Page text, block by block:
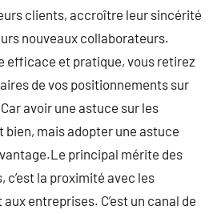
clients, accroître leur sincérité
nouveaux collaborateurs.
efficace et pratique, vous retirez
de vos positionnements sur
avoir une astuce sur les
bien, mais adopter une astuce
principal mérite des
la proximité avec les
entreprises. C’est un canal de